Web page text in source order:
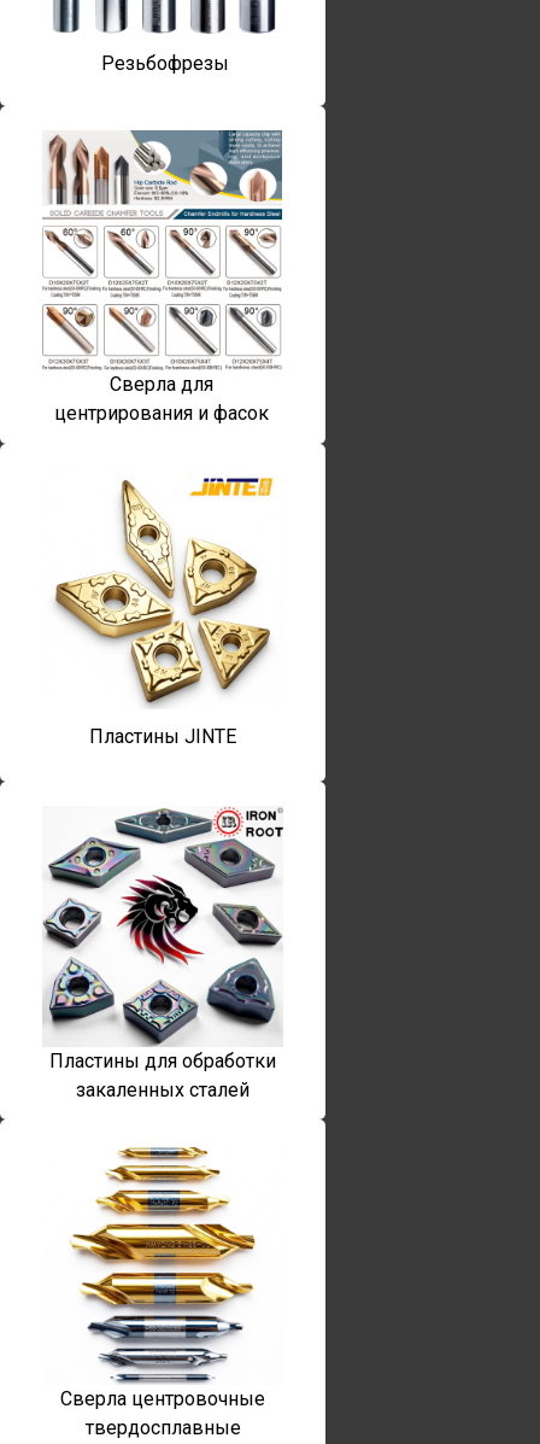
Резьбофрезы
Сверла для
центрирования и фасок
Пластины JINTE
Пластины для обработки
закаленных сталей
Сверла центровочные
твердосплавные